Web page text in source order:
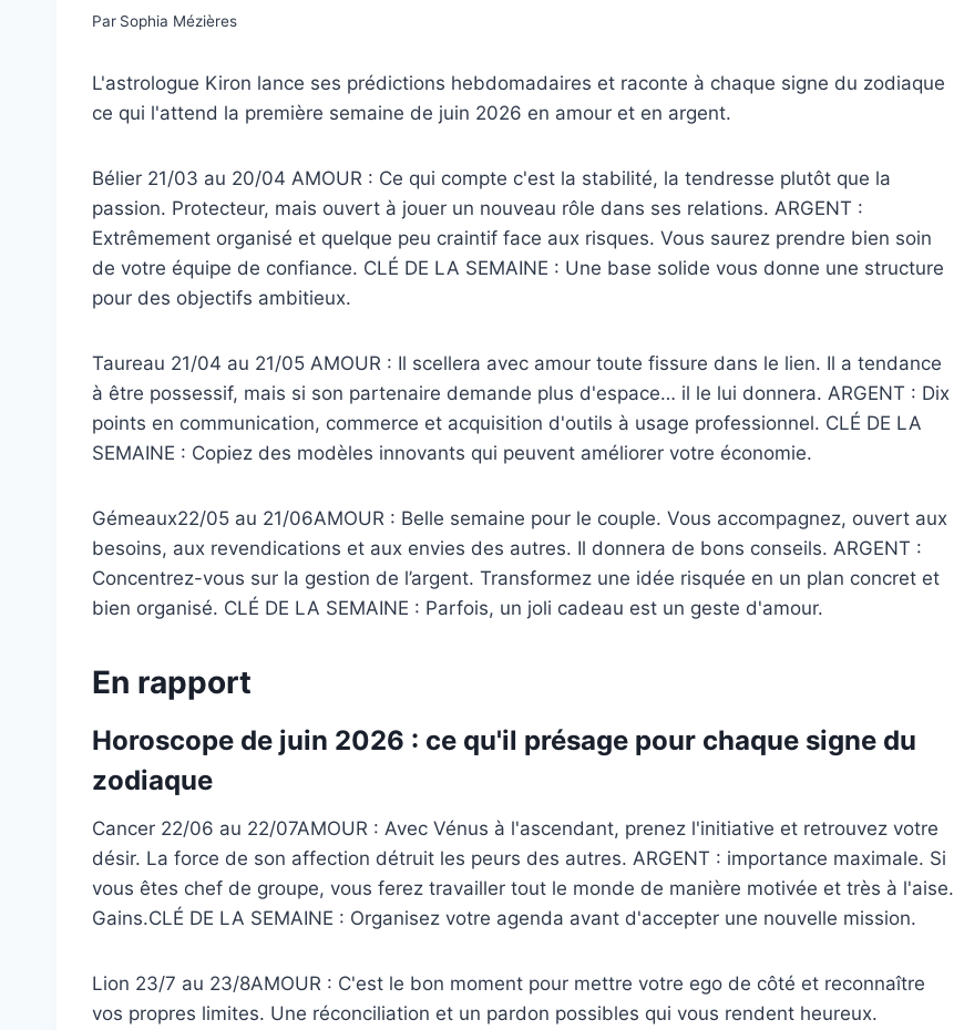
Par Sophia Mézières
L'astrologue Kiron lance ses prédictions hebdomadaires et raconte à chaque signe du zodiaque
ce qui l'attend la première semaine de juin 2026 en amour et en argent.
Bélier 21/03 au 20/04 AMOUR : Ce qui compte c'est la stabilité, la tendresse plutôt que la
passion. Protecteur, mais ouvert à jouer un nouveau rôle dans ses relations. ARGENT :
Extrêmement organisé et quelque peu craintif face aux risques. Vous saurez prendre bien soin
de votre équipe de confiance. CLÉ DE LA SEMAINE : Une base solide vous donne une structure
pour des objectifs ambitieux.
Taureau 21/04 au 21/05 AMOUR : Il scellera avec amour toute fissure dans le lien. Il a tendance
à être possessif, mais si son partenaire demande plus d'espace… il le lui donnera. ARGENT : Dix
points en communication, commerce et acquisition d'outils à usage professionnel. CLÉ DE LA
SEMAINE : Copiez des modèles innovants qui peuvent améliorer votre économie.
Gémeaux22/05 au 21/06AMOUR : Belle semaine pour le couple. Vous accompagnez, ouvert aux
besoins, aux revendications et aux envies des autres. Il donnera de bons conseils. ARGENT :
Concentrez-vous sur la gestion de l’argent. Transformez une idée risquée en un plan concret et
bien organisé. CLÉ DE LA SEMAINE : Parfois, un joli cadeau est un geste d'amour.
En rapport
Horoscope de juin 2026 : ce qu'il présage pour chaque signe du
zodiaque
Cancer 22/06 au 22/07AMOUR : Avec Vénus à l'ascendant, prenez l'initiative et retrouvez votre
désir. La force de son affection détruit les peurs des autres. ARGENT : importance maximale. Si
vous êtes chef de groupe, vous ferez travailler tout le monde de manière motivée et très à l'aise.
Gains.CLÉ DE LA SEMAINE : Organisez votre agenda avant d'accepter une nouvelle mission.
Lion 23/7 au 23/8AMOUR : C'est le bon moment pour mettre votre ego de côté et reconnaître
vos propres limites. Une réconciliation et un pardon possibles qui vous rendent heureux.